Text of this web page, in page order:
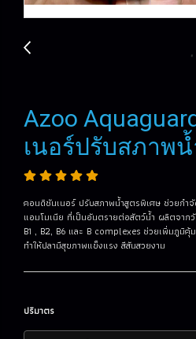
Azoo
เนอร์ปรับสภาพ
คอนดิชันเนอร์ ปรับสภาพน้ำสูตรพิเศษ ช่วยกำ
แอมโมเนีย ที่เป็นอันตรายต่อสัตว์น้ำ ผลิตจา
B1 , B2, B6 และ B complexes ช่วยเพิ่มภูมิคุ้
ทำให้ปลามีสุขภาพแข็งแรง สีสันสวยงาม
ปริมาตร